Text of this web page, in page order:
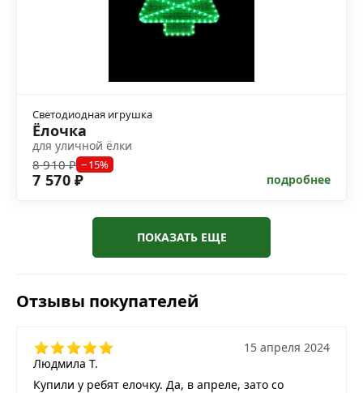
Светодиодная игрушка
Ёлочка
для уличной ёлки
8 910 ₽ −15%
7 570 ₽ подробнее
ПОКАЗАТЬ ЕЩЕ
Отзывы покупателей
Людмила Т.
15 апреля 2024
Купили у ребят елочку. Да, в апреле, зато со